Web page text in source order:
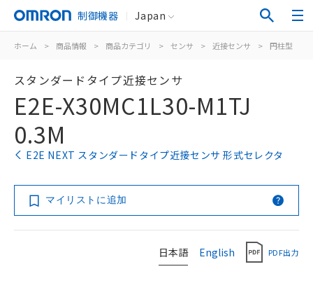
制御機器 Japan
ホーム > 商品情報 > 商品カテゴリ > センサ > 近接センサ > 円柱型
スタンダードタイプ近接センサ
E2E-X30MC1L30-M1TJ
0.3M
E2E NEXT スタンダードタイプ近接センサ 形式セレクタ
マイリストに追加
日本語 English PDF出力